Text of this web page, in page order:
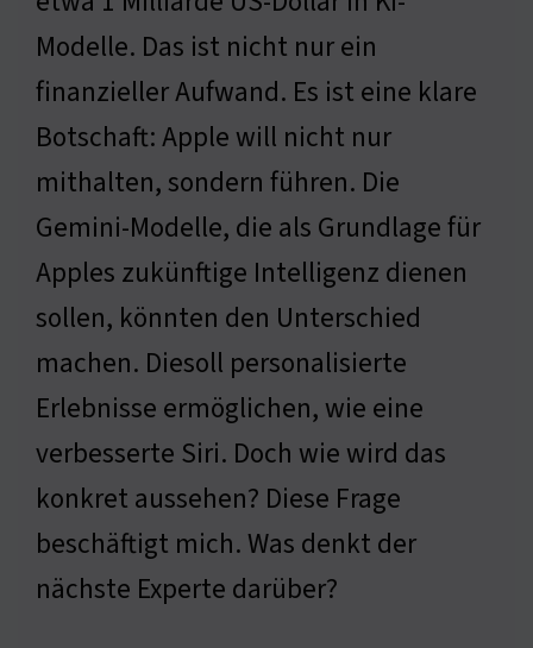
Modelle. Das ist nicht nur ein
finanzieller Aufwand. Es ist eine klare
Botschaft: Apple will nicht nur
mithalten, sondern führen. Die
Gemini-Modelle, die als Grundlage für
Apples zukünftige Intelligenz dienen
sollen, könnten den Unterschied
machen. Diesoll personalisierte
Erlebnisse ermöglichen, wie eine
verbesserte Siri. Doch wie wird das
konkret aussehen? Diese Frage
beschäftigt mich. Was denkt der
nächste Experte darüber?